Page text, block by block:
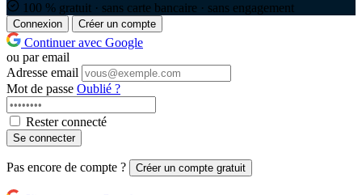
100 % gratuit · sans carte bancaire · sans engagement
Connexion Créer un compte
Continuer avec Google
ou par email
Adresse email
Mot de passe Oublié ?
Rester connecté
Se connecter
Pas encore de compte ? Créer un compte gratuit